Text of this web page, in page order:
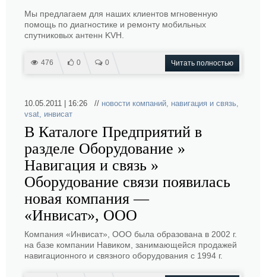
Мы предлагаем для наших клиентов мгновенную
помощь по диагностике и ремонту мобильных
спутниковых антенн KVH.
476 0 0 Читать полностью
10.05.2011 | 16:26 // новости компаний, навигация и связь,
vsat, инвисат
В Каталоге Предприятий в
разделе Оборудование »
Навигация и связь »
Оборудование связи появилась
новая компания —
«Инвисат», ООО
Компания «Инвисат», ООО была образована в 2002 г.
на базе компании Навиком, занимающейся продажей
навигационного и связного оборудования с 1994 г.